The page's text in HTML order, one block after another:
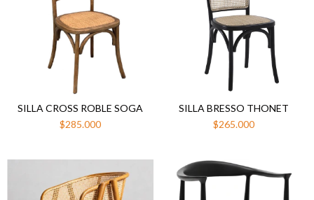
SILLA CROSS ROBLE SOGA
$285.000
SILLA BRESSO THONET
$265.000